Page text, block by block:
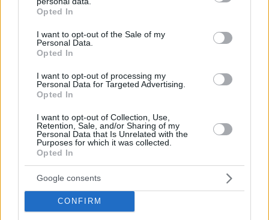
grant or deny consent to Google and its third-party tags to
use your data for below specified purposes in below Google
consent section.
Opted In
I want to opt-out of the Sale of my
Personal Data.
Opted In
I want to opt-out of processing my
Personal Data for Targeted Advertising.
Opted In
I want to opt-out of Collection, Use,
Retention, Sale, and/or Sharing of my
Personal Data that Is Unrelated with the
Purposes for which it was collected.
Opted In
Google consents
CONFIRM
ΑΠΑΝΤΗΣΗ
Giannis
Αν η σοβαρότητα είχε πρόσωπο θα είχε του κ.
Πλακιά.
Κάνε κουράγιο άνθρωπε μου και βρες την αλήθεια για
τα κοριτσάκια σου!
19.06.2025, 22:56
Κύριε Πλακιά κρατήστε την υπεύθυνη στάση σας